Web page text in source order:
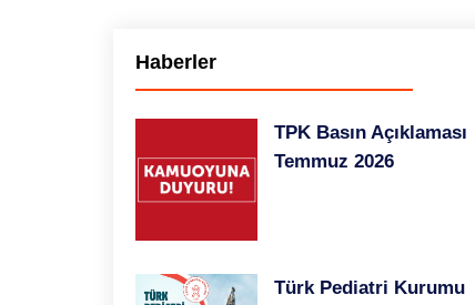
Nörometabolik Dismorfoloji
08/03/2013 - İstanbul
Haberler
TPK Basın Açıklaması
Temmuz 2026
Türk Pediatri Kurumu